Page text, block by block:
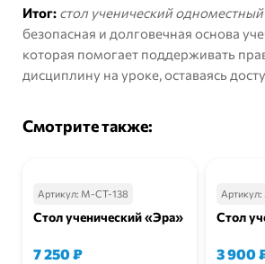
Итог: стол ученический одноместный
безопасная и долговечная основа
которая помогает поддерживать
дисциплину на уроке, оставаясь
Смотрите также:
Артикул: М-СТ-138
Стол ученический «Эра»
7 250₽
Артикул:
Стол
3 900